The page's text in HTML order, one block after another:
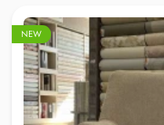
NEW